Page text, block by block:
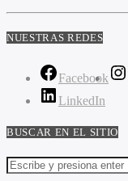
NUESTRAS REDES
Facebook
LinkedIn
BUSCAR EN EL SITIO